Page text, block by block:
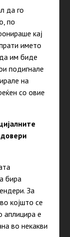
да го
по
кај
името
им биде
подигнале
на
со овие
бира
За
којшто се
аплицира е
во некакви